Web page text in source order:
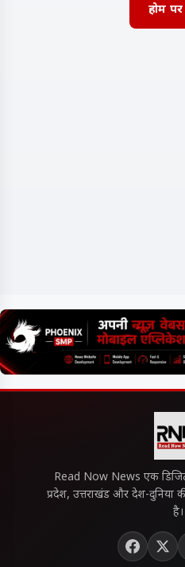
होम
Read Now News एक
प्रदेश, उत्तराखंड और देश-
है।